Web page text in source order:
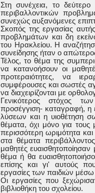
Στη συνέχεια, το
περιβαλλοντικών
συνεχώς αυξανόμενες
Σκοπός της εργασίας
προβλημάτων και δη
του Ηρακλείου. Η
συνείδησης ήταν ο
Τέλος, το θέμα της
να κατανοήσουν οι
προτεραιότητες, να
συμφέρουσες και σωστές
να διαχειρίζονται με
Γενικότερος στόχος
προσέγγιση- καταγραφή, η
λύσεων και η υιοθέτηση
θέματα, όχι μόνο για
περισσότερη ωριμότητα
στα θέματα
μαθητές
θέμα ή θα
επίσης και γι' αυτούς
εργασίες των παιδιών μέσω
Οι εργασίες που
βιβλιοθήκη του σχολείου.